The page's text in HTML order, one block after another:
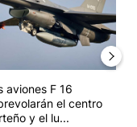
aviones F 16
el centro
y el lu...